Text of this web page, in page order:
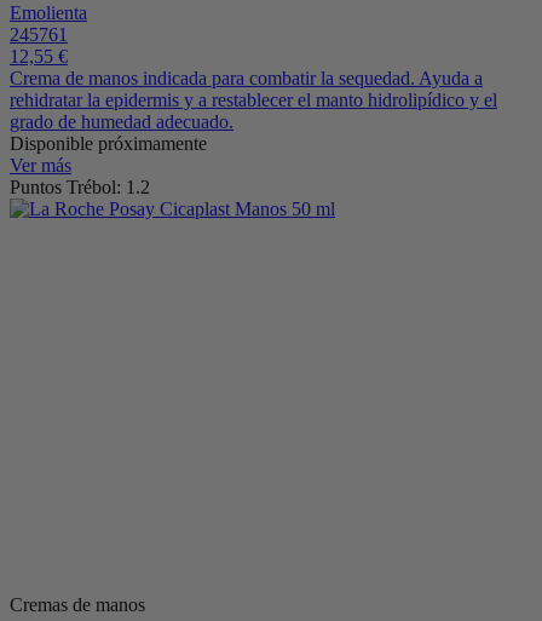
Emolienta
245761
12,55 €
Crema de manos indicada para combatir la sequedad. Ayuda a
rehidratar la epidermis y a restablecer el manto hidrolipídico y el
grado de humedad adecuado.
Disponible próximamente
Ver más
Puntos Trébol: 1.2
Cremas de manos